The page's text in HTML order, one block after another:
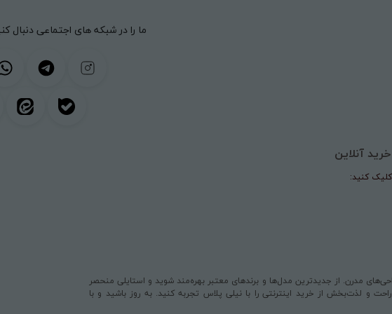
ما را در شبکه های اجتماعی دنبال
آنلاین
کنید:
مدرن. از جدیدترین مدل‌ها و برندهای معتبر بهره‌مند شوید و استایلی منحصر
و لذت‌بخش از خرید اینترنتی را با نیلی پلاس تجربه کنید. به روز باشید و با